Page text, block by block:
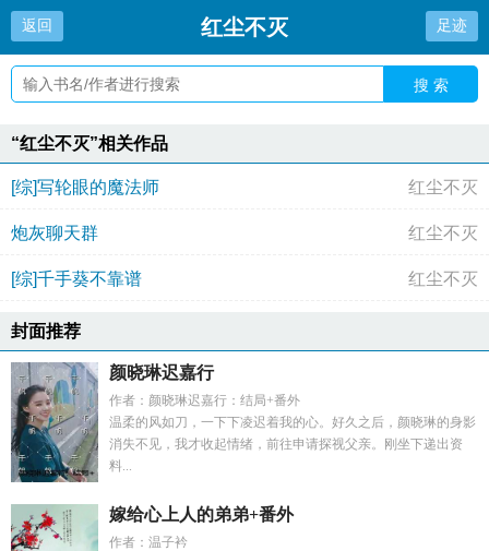
返回 红尘不灭 足迹
搜 索
“红尘不灭”相关作品
[综]写轮眼的魔法师 红尘不灭
炮灰聊天群 红尘不灭
[综]千手葵不靠谱 红尘不灭
封面推荐
颜晓琳迟嘉行
作者：颜晓琳迟嘉行：结局+番外
温柔的风如刀，一下下凌迟着我的心。好久之后，颜晓琳的身影
消失不见，我才收起情绪，前往申请探视父亲。刚坐下递出资
料...
嫁给心上人的弟弟+番外
作者：温子衿